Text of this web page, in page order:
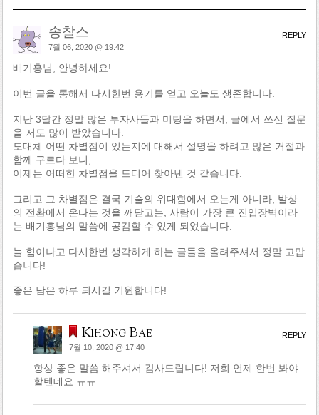
송찰스
7월 06, 2020 @ 19:42
배기홍님, 안녕하세요!
이번 글을 통해서 다시한번 용기를 얻고 오늘도 생존합니다.
지난 3달간 정말 많은 투자사들과 미팅을 하면서, 글에서 쓰신 질문
을 저도 많이 받았습니다.
도대체 어떤 차별점이 있는지에 대해서 설명을 하려고 많은 거절과
함께 구르다 보니,
이제는 어떠한 차별점을 드디어 찾아낸 것 같습니다.
그리고 그 차별점은 결국 기술의 위대함에서 오는게 아니라, 발상
의 전환에서 온다는 것을 깨닫고는, 사람이 가장 큰 진입장벽이라
는 배기홍님의 말씀에 공감할 수 있게 되었습니다.
늘 힘이나고 다시한번 생각하게 하는 글들을 올려주셔서 정말 고맙
습니다!
좋은 남은 하루 되시길 기원합니다!
REPLY
Kihong Bae
7월 10, 2020 @ 17:40
항상 좋은 말씀 해주셔서 감사드립니다! 저희 언제 한번 봐야
할텐데요 ㅠㅠ
REPLY